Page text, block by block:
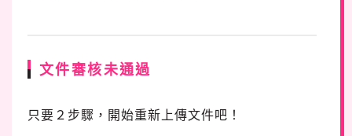
文件審核未通過
只要２步驟，開始重新上傳文件吧！